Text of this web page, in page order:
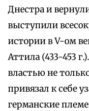
Днестра и
выступили
истории в V-ом
Аттила (433-453
властью не
привязал к себе
германские